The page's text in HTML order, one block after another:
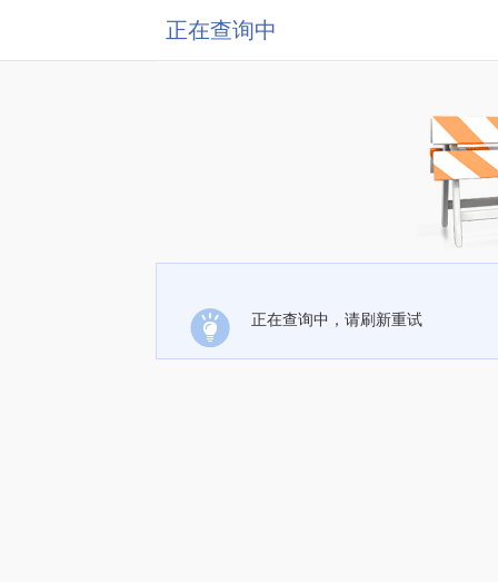
正在查询中
正在查询中，请刷新重试